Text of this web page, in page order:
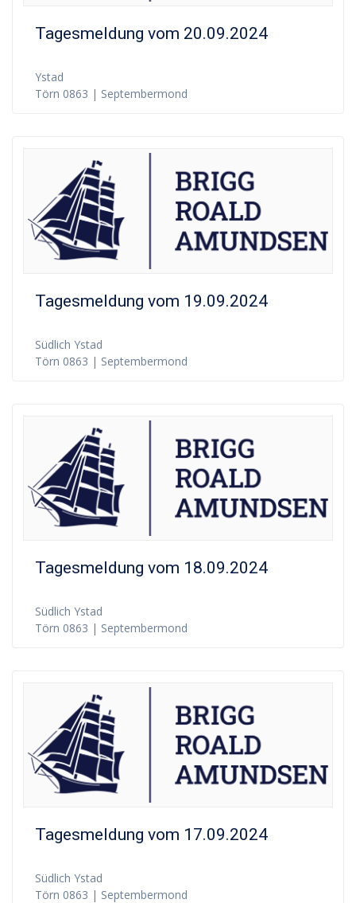
Tagesmeldung vom 20.09.2024
Ystad
Törn 0863 | Septembermond
Tagesmeldung vom 19.09.2024
Südlich Ystad
Törn 0863 | Septembermond
Tagesmeldung vom 18.09.2024
Südlich Ystad
Törn 0863 | Septembermond
Tagesmeldung vom 17.09.2024
Südlich Ystad
Törn 0863 | Septembermond